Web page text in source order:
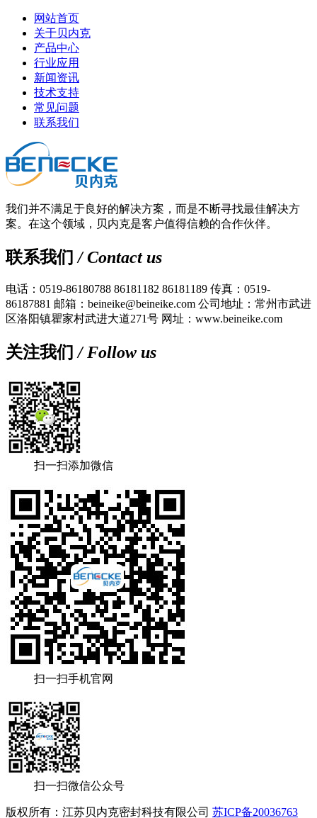
网站首页
关于贝内克
产品中心
行业应用
新闻资讯
技术支持
常见问题
联系我们
我们并不满足于良好的解决方案，而是不断寻找最佳解决方
案。在这个领域，贝内克是客户值得信赖的合作伙伴。
联系我们 / Contact us
电话：0519-86180788 86181182 86181189 传真：0519-
86187881 邮箱：beineike@beineike.com 公司地址：常州市武进
区洛阳镇瞿家村武进大道271号 网址：www.beineike.com
关注我们 / Follow us
扫一扫添加微信
扫一扫手机官网
扫一扫微信公众号
版权所有：江苏贝内克密封科技有限公司 苏ICP备20036763